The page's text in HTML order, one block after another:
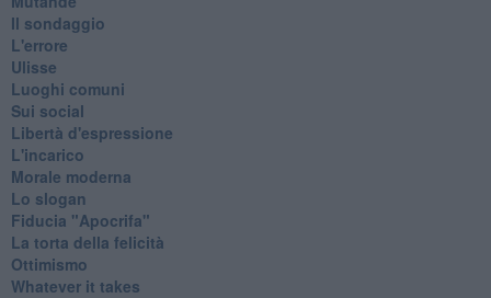
Il sondaggio
L'errore
Ulisse
Luoghi comuni
Sui social
Libertà d'espressione
L'incarico
Morale moderna
Lo slogan
Fiducia "Apocrifa"
La torta della felicità
Ottimismo
Whatever it takes